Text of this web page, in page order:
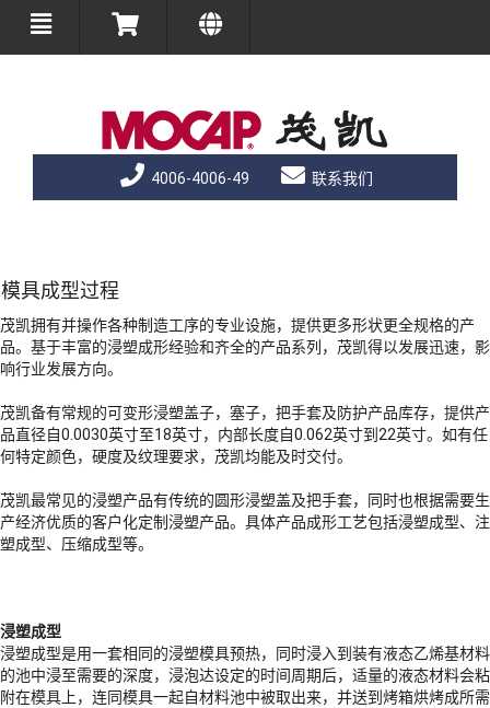
4006-4006-49 联系我们
模具成型过程
茂凯拥有并操作各种制造工序的专业设施，提供更多形状更全规格的产
品。基于丰富的浸塑成形经验和齐全的产品系列，茂凯得以发展迅速，影
响行业发展方向。
茂凯备有常规的可变形浸塑盖子，塞子，把手套及防护产品库存，提供产
品直径自0.0030英寸至18英寸，内部长度自0.062英寸到22英寸。如有任
何特定颜色，硬度及纹理要求，茂凯均能及时交付。
茂凯最常见的浸塑产品有传统的圆形浸塑盖及把手套，同时也根据需要生
产经济优质的客户化定制浸塑产品。具体产品成形工艺包括浸塑成型、注
塑成型、压缩成型等。
浸塑成型
浸塑成型是用一套相同的浸塑模具预热，同时浸入到装有液态乙烯基材料
的池中浸至需要的深度，浸泡达设定的时间周期后，适量的液态材料会粘
附在模具上，连同模具一起自材料池中被取出来，并送到烤箱烘烤成所需